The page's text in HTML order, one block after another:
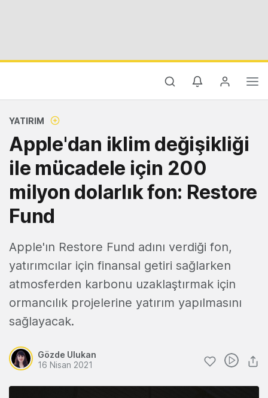
YATIRIM
Apple'dan iklim değişikliği
ile mücadele için 200
milyon dolarlık fon: Restore
Fund
Apple'ın Restore Fund adını verdiği fon,
yatırımcılar için finansal getiri sağlarken
atmosferden karbonu uzaklaştırmak için
ormancılık projelerine yatırım yapılmasını
sağlayacak.
Gözde Ulukan
16 Nisan 2021